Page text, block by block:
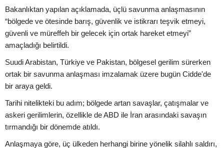
Bakanlıktan yapılan açıklamada, üçlü savunma anlaşmasının
“bölgede ve ötesinde barış, güvenlik ve istikrarı teşvik etmeyi,
güvenli ve müreffeh bir gelecek için ortak hareket etmeyi”
amaçladığı belirtildi.
Suudi Arabistan, Türkiye ve Pakistan, bölgesel gerilim sürerken
ortak bir savunma anlaşması imzalamak üzere bugün Cidde'de
bir araya geldi.
Tarihi nitelikteki bu adım; bölgede artan savaşlar, çatışmalar ve
askeri gerilimlerin, özellikle de ABD ile İran arasındaki savaşın
tırmandığı bir dönemde atıldı.
Anlaşmaya göre, üç ülkeden herhangi birine yönelik silahlı saldırı,